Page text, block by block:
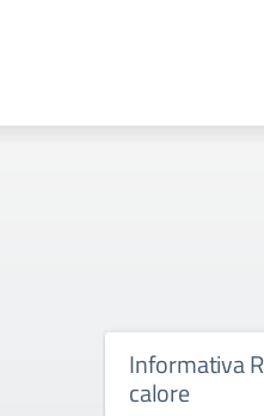
Informativa
calore